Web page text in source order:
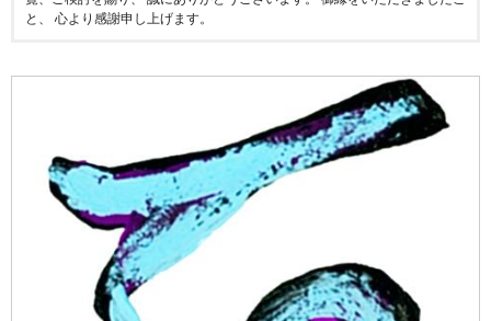
と、 心より感謝申し上げます。